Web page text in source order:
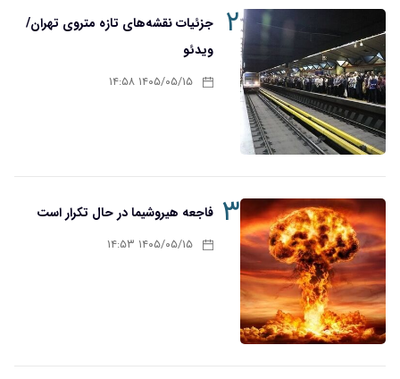
۲
جزئیات نقشه‌های تازه متروی تهران/
ویدئو
۱۴۰۵/۰۵/۱۵ ۱۴:۵۸
۳ فاجعه هیروشیما در حال تکرار است
۱۴۰۵/۰۵/۱۵ ۱۴:۵۳